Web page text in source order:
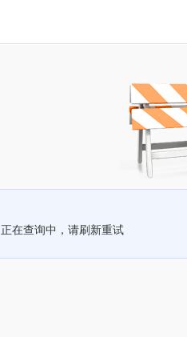
正在查询中，请刷新重试